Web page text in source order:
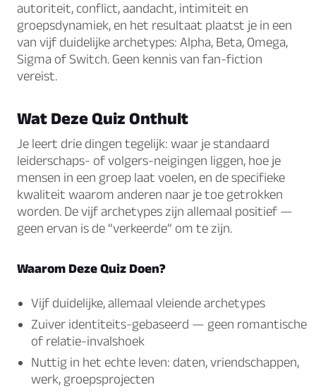
autoriteit, conflict, aandacht, intimiteit en
groepsdynamiek, en het resultaat plaatst je in een
van vijf duidelijke archetypes: Alpha, Beta, Omega,
Sigma of Switch. Geen kennis van fan-fiction
vereist.
Wat Deze Quiz Onthult
Je leert drie dingen tegelijk: waar je standaard
leiderschaps- of volgers-neigingen liggen, hoe je
mensen in een groep laat voelen, en de specifieke
kwaliteit waarom anderen naar je toe getrokken
worden. De vijf archetypes zijn allemaal positief —
geen ervan is de “verkeerde” om te zijn.
Waarom Deze Quiz Doen?
Vijf duidelijke, allemaal vleiende archetypes
Zuiver identiteits-gebaseerd — geen romantische
of relatie-invalshoek
Nuttig in het echte leven: daten, vriendschappen,
werk, groepsprojecten